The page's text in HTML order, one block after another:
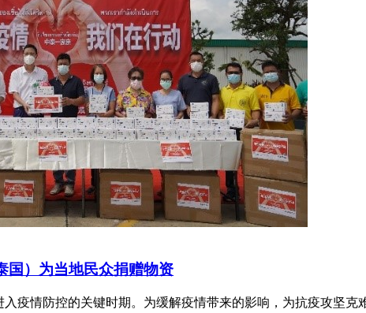
国）为当地民众捐赠物资
疫情防控的关键时期。为缓解疫情带来的影响，为抗疫攻坚